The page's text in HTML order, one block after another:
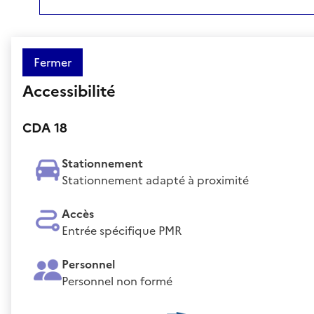
Fermer
Accessibilité
CDA 18
Stationnement
Stationnement adapté à proximité
Accès
Entrée spécifique PMR
Personnel
Personnel non formé